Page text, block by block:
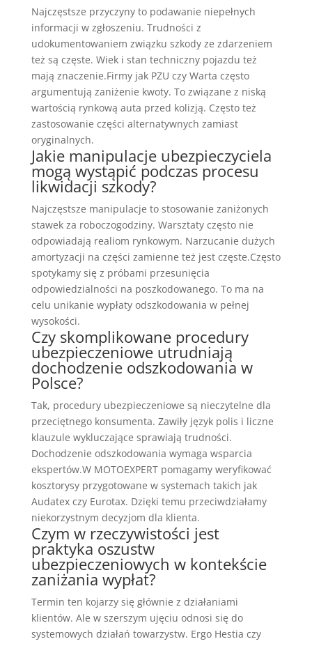
Najczęstsze przyczyny to podawanie niepełnych
informacji w zgłoszeniu. Trudności z
udokumentowaniem związku szkody ze zdarzeniem
też są częste. Wiek i stan techniczny pojazdu też
mają znaczenie.Firmy jak PZU czy Warta często
argumentują zaniżenie kwoty. To związane z niską
wartością rynkową auta przed kolizją. Często też
zastosowanie części alternatywnych zamiast
oryginalnych.
Jakie manipulacje ubezpieczyciela
mogą wystąpić podczas procesu
likwidacji szkody?
Najczęstsze manipulacje to stosowanie zaniżonych
stawek za roboczogodziny. Warsztaty często nie
odpowiadają realiom rynkowym. Narzucanie dużych
amortyzacji na części zamienne też jest częste.Często
spotykamy się z próbami przesunięcia
odpowiedzialności na poszkodowanego. To ma na
celu unikanie wypłaty odszkodowania w pełnej
wysokości.
Czy skomplikowane procedury
ubezpieczeniowe utrudniają
dochodzenie odszkodowania w
Polsce?
Tak, procedury ubezpieczeniowe są nieczytelne dla
przeciętnego konsumenta. Zawiły język polis i liczne
klauzule wykluczające sprawiają trudności.
Dochodzenie odszkodowania wymaga wsparcia
ekspertów.W MOTOEXPERT pomagamy weryfikować
kosztorysy przygotowane w systemach takich jak
Audatex czy Eurotax. Dzięki temu przeciwdziałamy
niekorzystnym decyzjom dla klienta.
Czym w rzeczywistości jest
praktyka oszustw
ubezpieczeniowych w kontekście
zaniżania wypłat?
Termin ten kojarzy się głównie z działaniami
klientów. Ale w szerszym ujęciu odnosi się do
systemowych działań towarzystw. Ergo Hestia czy